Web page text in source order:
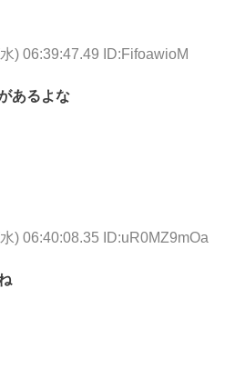
) 06:39:47.49 ID:FifoawioM
あるよな
) 06:40:08.35 ID:uR0MZ9mOa